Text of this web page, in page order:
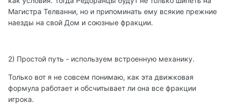
Магистра Телванни, но и припоминать ему всякие прежние
наезды на свой Дом и союзные фракции.
2) Простой путь - используем встроенную механику.
Только вот я не совсем понимаю, как эта движковая
формула работает и обсчитывает ли она все фракции
игрока.